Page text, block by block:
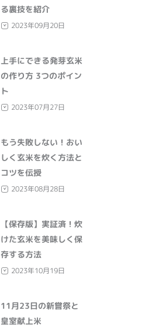
る裏技を紹介
2023年09月20日
上手にできる発芽玄米
の作り方 3つのポイン
ト
2023年07月27日
もう失敗しない！おい
しく玄米を炊く方法と
コツを伝授
2023年08月28日
【保存版】実証済！炊
けた玄米を美味しく保
存する方法
2023年10月19日
11月23日の新嘗祭と
皇室献上米